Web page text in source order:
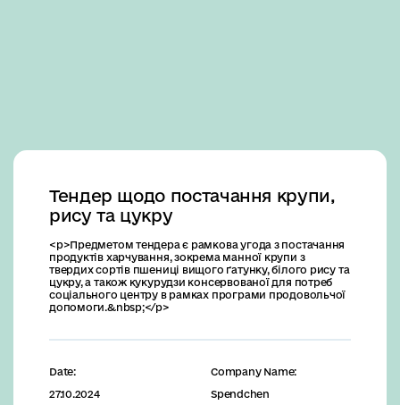
Тендер щодо постачання крупи,
рису та цукру
<p>Предметом тендера є рамкова угода з постачання
продуктів харчування, зокрема манної крупи з
твердих сортів пшениці вищого ґатунку, білого рису та
цукру, а також кукурудзи консервованої для потреб
соціального центру в рамках програми продовольчої
допомоги.&nbsp;</p>
Date:
27.10.2024
Company Name:
Spendchen